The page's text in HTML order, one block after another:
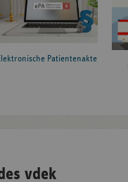
Patientenakte
vdek